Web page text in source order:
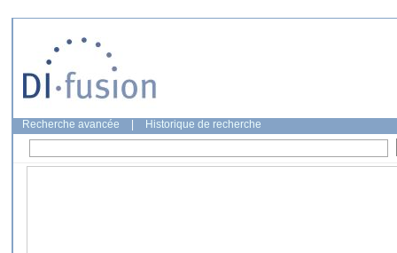
Recherche avancée Historique de recherche